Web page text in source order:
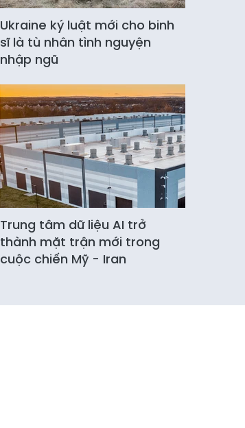
Ukraine ký luật mới cho binh
sĩ là tù nhân tình nguyện
nhập ngũ
Trung tâm dữ liệu AI trở
thành mặt trận mới trong
cuộc chiến Mỹ - Iran